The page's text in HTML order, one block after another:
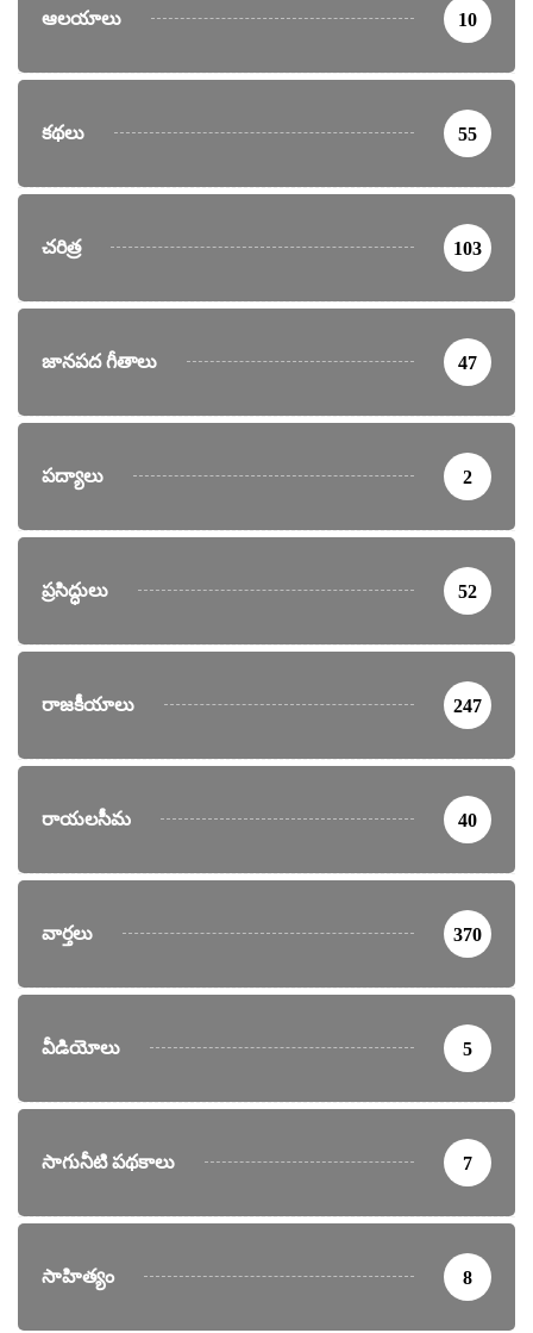
ఆలయాలు 10
కథలు 55
చరిత్ర 103
జానపద గీతాలు 47
పద్యాలు 2
ప్రసిద్ధులు 52
రాజకీయాలు 247
రాయలసీమ 40
వార్తలు 370
వీడియోలు 5
సాగునీటి పథకాలు 7
సాహిత్యం 8